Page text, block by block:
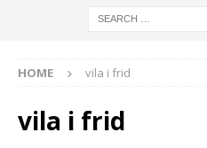
HOME vila i frid
vila i frid